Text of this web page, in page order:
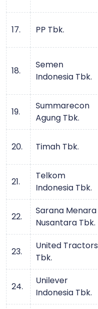
17. PP Tbk.
18.
Semen
Indonesia Tbk.
19.
Summarecon
Agung Tbk.
20. Timah Tbk.
21.
Telkom
Indonesia Tbk.
22.
Sarana Menara
Nusantara Tbk.
23.
United Tractors
Tbk.
24.
Unilever
Indonesia Tbk.